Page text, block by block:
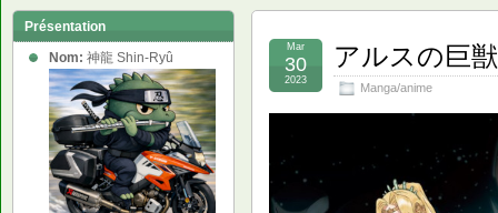
アルスの巨
Manga/anime
Mar
30
2023
Présentation
Nom: 神龍 Shin-Ryû